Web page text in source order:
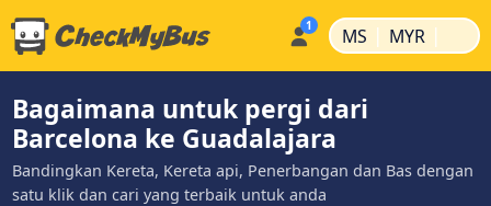
MS | MYR |
Bagaimana untuk pergi dari
Barcelona ke Guadalajara
Bandingkan Kereta, Kereta api, Penerbangan dan Bas dengan
satu klik dan cari yang terbaik untuk anda